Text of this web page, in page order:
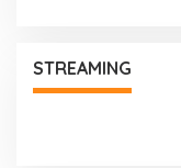
STREAMING